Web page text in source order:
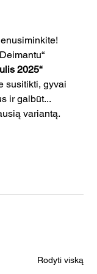
2025“
susitikti, gyvai
ir galbūt...
variantą.
Rodyti viską